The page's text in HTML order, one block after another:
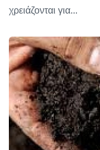
χρειάζονται για...